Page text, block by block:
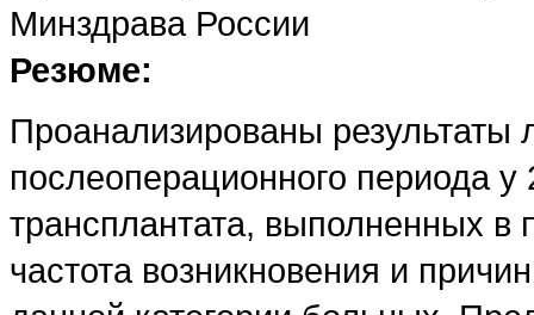
Минздрава России
Резюме:
Проанализированы результаты
послеоперационного периода у
трансплантата, выполненных в
частота возникновения и